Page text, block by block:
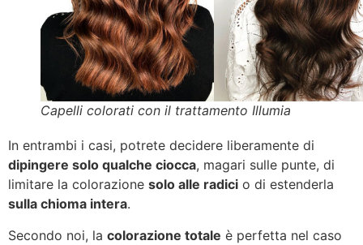
Capelli colorati con il trattamento Illumia
In entrambi i casi, potrete decidere liberamente di
dipingere solo qualche ciocca, magari sulle punte, di
limitare la colorazione solo alle radici o di estenderla
sulla chioma intera.
Secondo noi, la colorazione totale è perfetta nel caso